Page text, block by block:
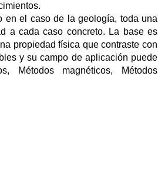
en el caso de la geología, toda una
a cada caso concreto. La base es
propiedad física que contraste con
y su campo de aplicación puede
Métodos magnéticos, Métodos